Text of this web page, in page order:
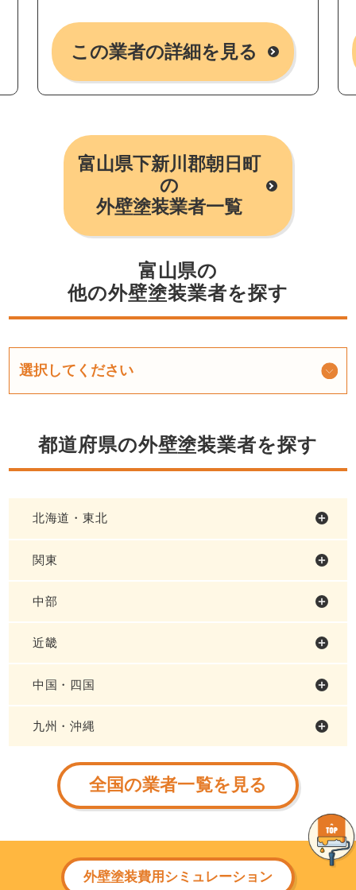
この業者の詳細を見る
富山県下新川郡朝日町
の
外壁塗装業者一覧
富山県の
他の外壁塗装業者を探す
都道府県の外壁塗装業者を探す
北海道・東北
関東
中部
近畿
中国・四国
九州・沖縄
全国の業者一覧を見る
外壁塗装費用シミュレーション